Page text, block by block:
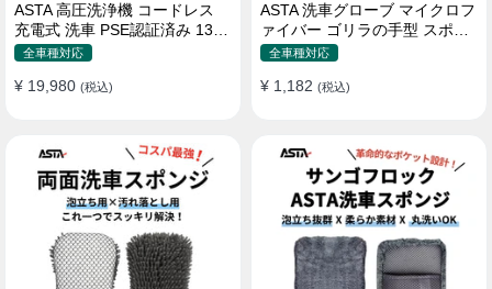
ASTA 高圧洗浄機 コードレス
充電式 洗車 PSE認証済み 13L
バケツ一体型 折りたたみ式 超
転ノズル トリガーガン 蛇口接
属 水道接続不要 多機能コンパ
クト収納
全車種対応
¥ 19,980 (税込)
ASTA 洗車グローブ マイクロフ
ァイバー ゴリラの手型 スポン
ジ ボディー用 傷防止 吸水速乾
グッズ 掃除 手袋型 洗車タオル
全車種対応
¥ 1,182 (税込)